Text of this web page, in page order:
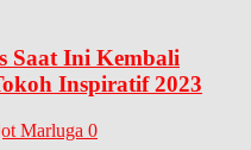
Saat Ini Kembali
Inspiratif 2023
Marluga 0